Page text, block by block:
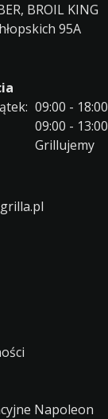
BROIL KING
95A
09:00 - 18:00
09:00 - 13:00
Grillujemy
Napoleon